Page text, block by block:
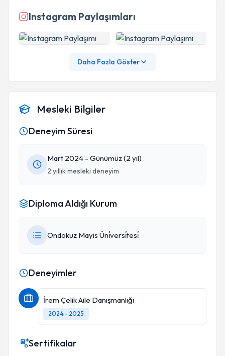
Instagram Paylaşımları
Daha Fazla Göster
Mesleki Bilgiler
Deneyim Süresi
Mart 2024 - Günümüz (2 yıl)
2 yıllık mesleki deneyim
Diploma Aldığı Kurum
Ondokuz Mayis Üni̇versi̇tesi̇
Deneyimler
İrem Çelik Aile Danışmanlığı
2024 - 2025
Sertifikalar